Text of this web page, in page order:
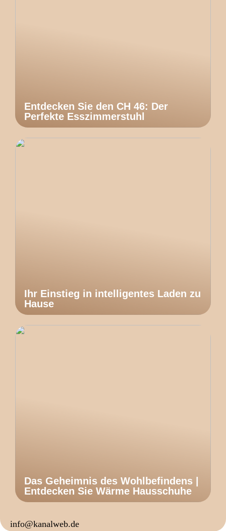
Entdecken Sie den CH 46: Der
Perfekte Esszimmerstuhl
Ihr Einstieg in intelligentes Laden zu
Hause
Das Geheimnis des Wohlbefindens |
Entdecken Sie Wärme Hausschuhe
info@kanalweb.de